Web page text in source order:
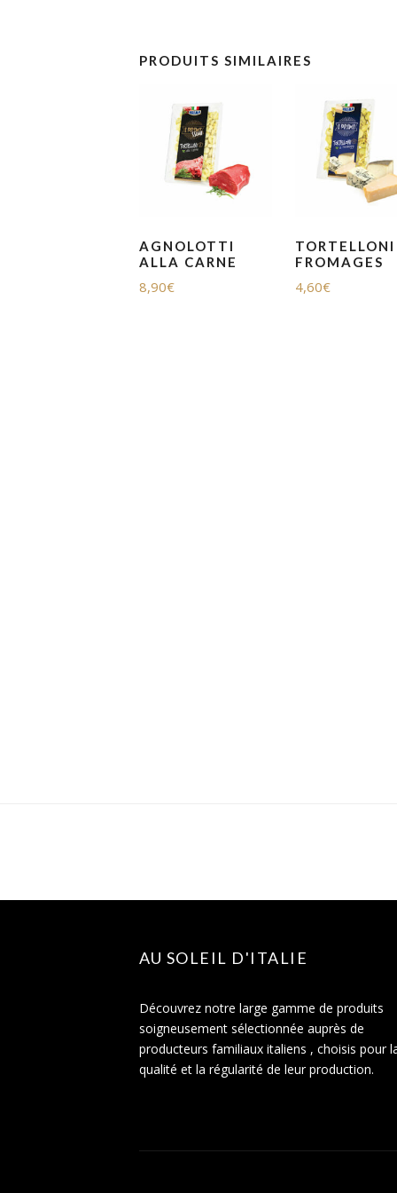
PRODUITS SIMILAIRES
AGNOLOTTI
ALLA CARNE
8,90€
TORTELLONI
FROMAGES
4,60€
AU SOLEIL D'ITALIE
Découvrez notre large gamme de produits
soigneusement sélectionnée auprès de
producteurs familiaux italiens , choisis pour
qualité et la régularité de leur production.